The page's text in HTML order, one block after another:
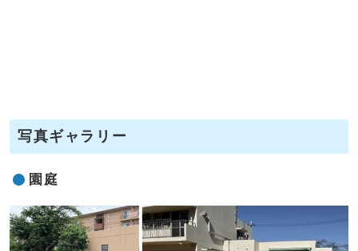
写真ギャラリー
園庭